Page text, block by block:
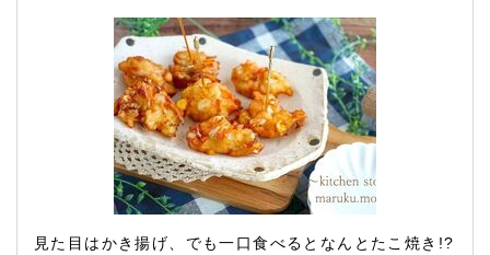
見た目はかき揚げ、でも一口食べるとなんとたこ焼き!?